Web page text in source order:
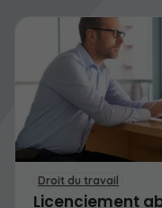
Droit du travail
Licenciement